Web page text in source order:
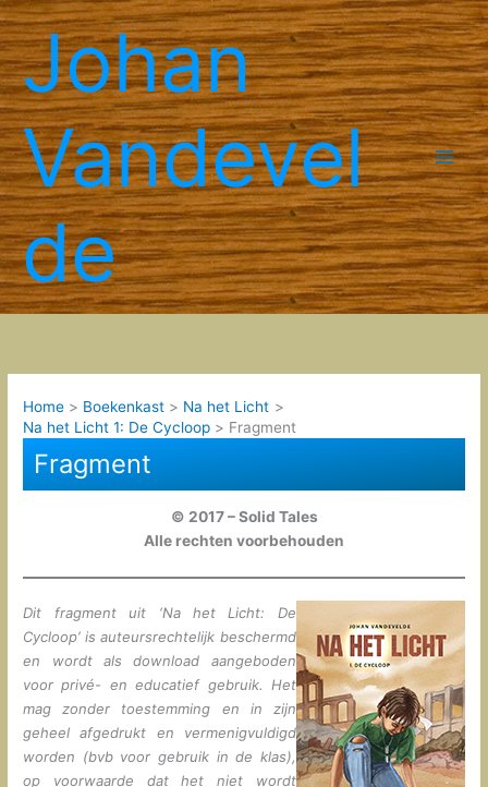
Spring
naar
de
inhoudJohan
Vandevel
de
Home Boekenkast
Na het Licht
Na het Licht 1: De Cycloop
Fragment
Fragment
© 2017 – Solid Tales
Alle rechten voorbehouden
Dit fragment uit ‘Na het Licht: De
Cycloop’ is auteursrechtelijk beschermd
en wordt als download aangeboden
voor privé- en educatief gebruik. Het
mag zonder toestemming en in zijn
geheel afgedrukt en vermenigvuldigd
worden (bvb voor gebruik in de klas),
op voorwaarde dat het niet wordt